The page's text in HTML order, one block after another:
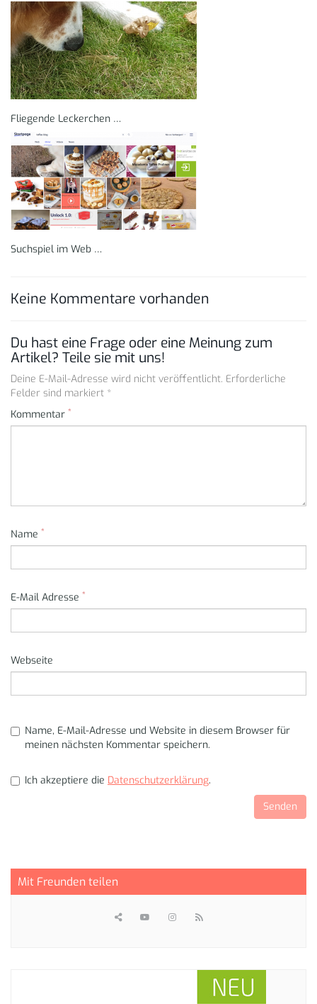
Fliegende Leckerchen …
Suchspiel im Web …
Keine Kommentare vorhanden
Du hast eine Frage oder eine Meinung zum
Artikel? Teile sie mit uns!
Deine E-Mail-Adresse wird nicht veröffentlicht. Erforderliche
Felder sind markiert *
Kommentar *
Name *
E-Mail Adresse *
Webseite
Name, E-Mail-Adresse und Website in diesem Browser für
meinen nächsten Kommentar speichern.
Ich akzeptiere die Datenschutzerklärung.
Mit Freunden teilen